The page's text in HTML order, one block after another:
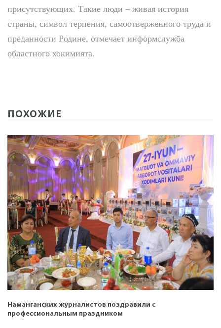
присутствующих. Такие люди – живая история
страны, символ терпения, самоотверженного труда и
преданности Родине, отмечает информслужба
областного хокимията.
ПОХОЖИЕ
Наманганских журналистов поздравили с
профессиональным праздником